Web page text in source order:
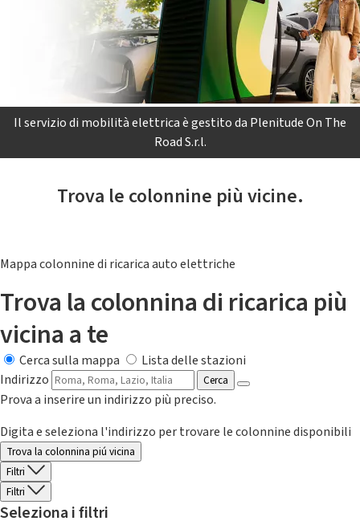
Il servizio di mobilità elettrica è gestito da Plenitude On The
Road S.r.l.
Trova le colonnine più vicine.
Mappa colonnine di ricarica auto elettriche
Trova la colonnina di ricarica più
vicina a te
Cerca sulla mappa
Lista delle stazioni
Indirizzo
Cerca
Prova a inserire un indirizzo più preciso.
Digita e seleziona l'indirizzo per trovare le colonnine disponibili
Trova la colonnina piú vicina
Filtri
Filtri
Seleziona i filtri